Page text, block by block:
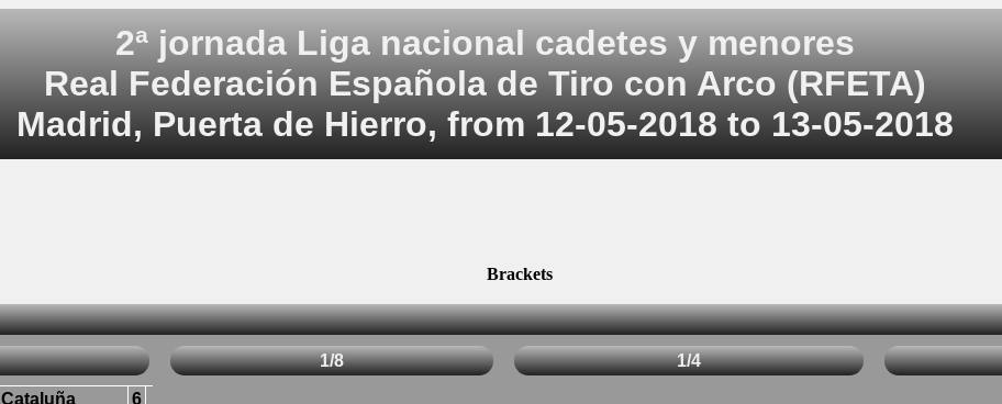
2ª jornada Liga nacional cadetes y menores
Real Federación Española de Tiro con Arco (RFETA)
Madrid, Puerta de Hierro, from 12-05-2018 to 13-05-2018
Brackets
1/8 1/4
Cataluña
6